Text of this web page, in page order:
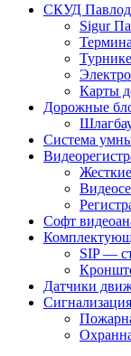
СКУД
Sigur
Карты
Дорожные
Система
Софт
SIP —
Датчики